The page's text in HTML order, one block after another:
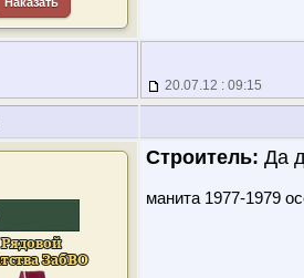
20.07.12 : 09:15
Строитель: Да
манита 1977-1979